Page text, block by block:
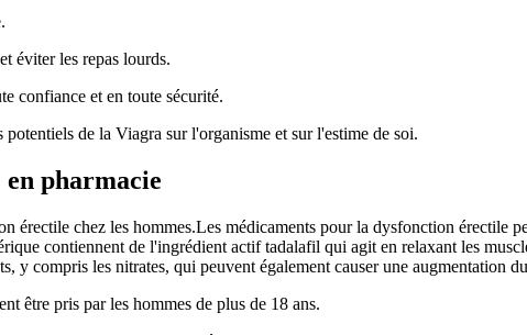
éviter les repas lourds.
confiance et en toute sécurité.
de la Viagra sur l'organisme et sur l'estime de soi.
en pharmacie
chez les hommes.Les médicaments pour la dysfonction érectile
contiennent de l'ingrédient actif tadalafil qui agit en relaxant les
y compris les nitrates, qui peuvent également causer une augmentation
être pris par les hommes de plus de 18 ans.